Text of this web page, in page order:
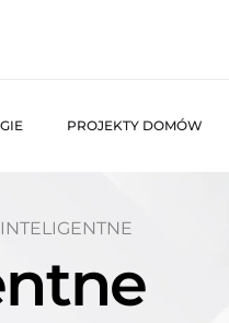
PROJEKTY DOMÓW